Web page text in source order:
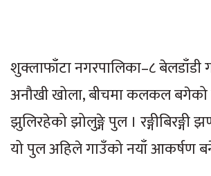
शुक्लाफाँटा नगरपालिका–८
अनौखी खोला, बीचमा कलकल बगेको
झुलिरहेको झोलुङ्गे पुल । रङ्गीबिरङ्गी
यो पुल अहिले गाउँको नयाँ आकर्षण